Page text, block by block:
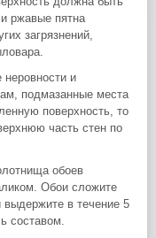
ржавые пятна
загрязнений,
неровности и
подмазанные места
поверхность, то
часть стен по
обоев
Обои сложите
выдержите в течение 5
составом.